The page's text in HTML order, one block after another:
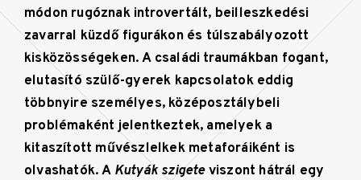
módon rugóznak introvertált, beilleszkedési
zavarral küzdő figurákon és túlszabályozott
kisközösségeken. A családi traumákban fogant,
elutasító szülő-gyerek kapcsolatok eddig
többnyire személyes, középosztálybeli
problémaként jelentkeztek, amelyek a
kitaszított művészlelkek metaforáiként is
olvashatók. A Kutyák szigeteviszont hátrál egy